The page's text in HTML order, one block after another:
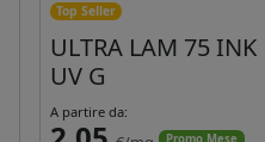
Top Seller
ULTRA LAM 75 INK
UV G
A partire da: